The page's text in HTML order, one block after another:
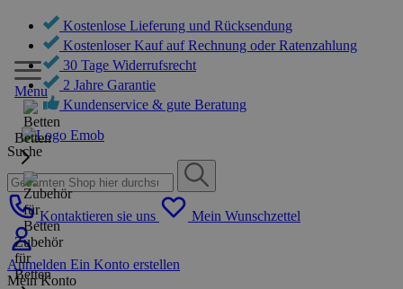
Kostenlose Lieferung und Rücksendung
Kostenloser Kauf auf Rechnung oder Ratenzahlung
30 Tage Widerrufsrecht
2 Jahre Garantie
Kundenservice & gute Beratung
Suche
Kontaktieren sie uns Mein Wunschzettel
Anmelden Ein Konto erstellen
Mein Konto
Menu
Betten
Zubehör
für
Betten